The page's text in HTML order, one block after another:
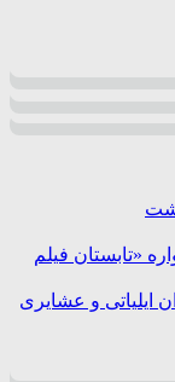
«تابستان فیلم
ایلیاتی و عشایری